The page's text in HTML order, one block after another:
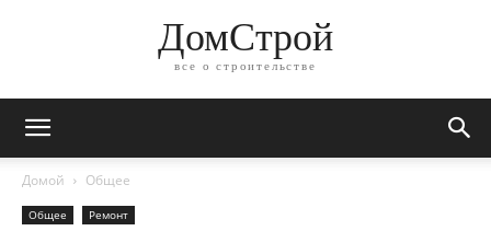
ДомСтрой
все о строительстве
Домой Общее
Общее Ремонт